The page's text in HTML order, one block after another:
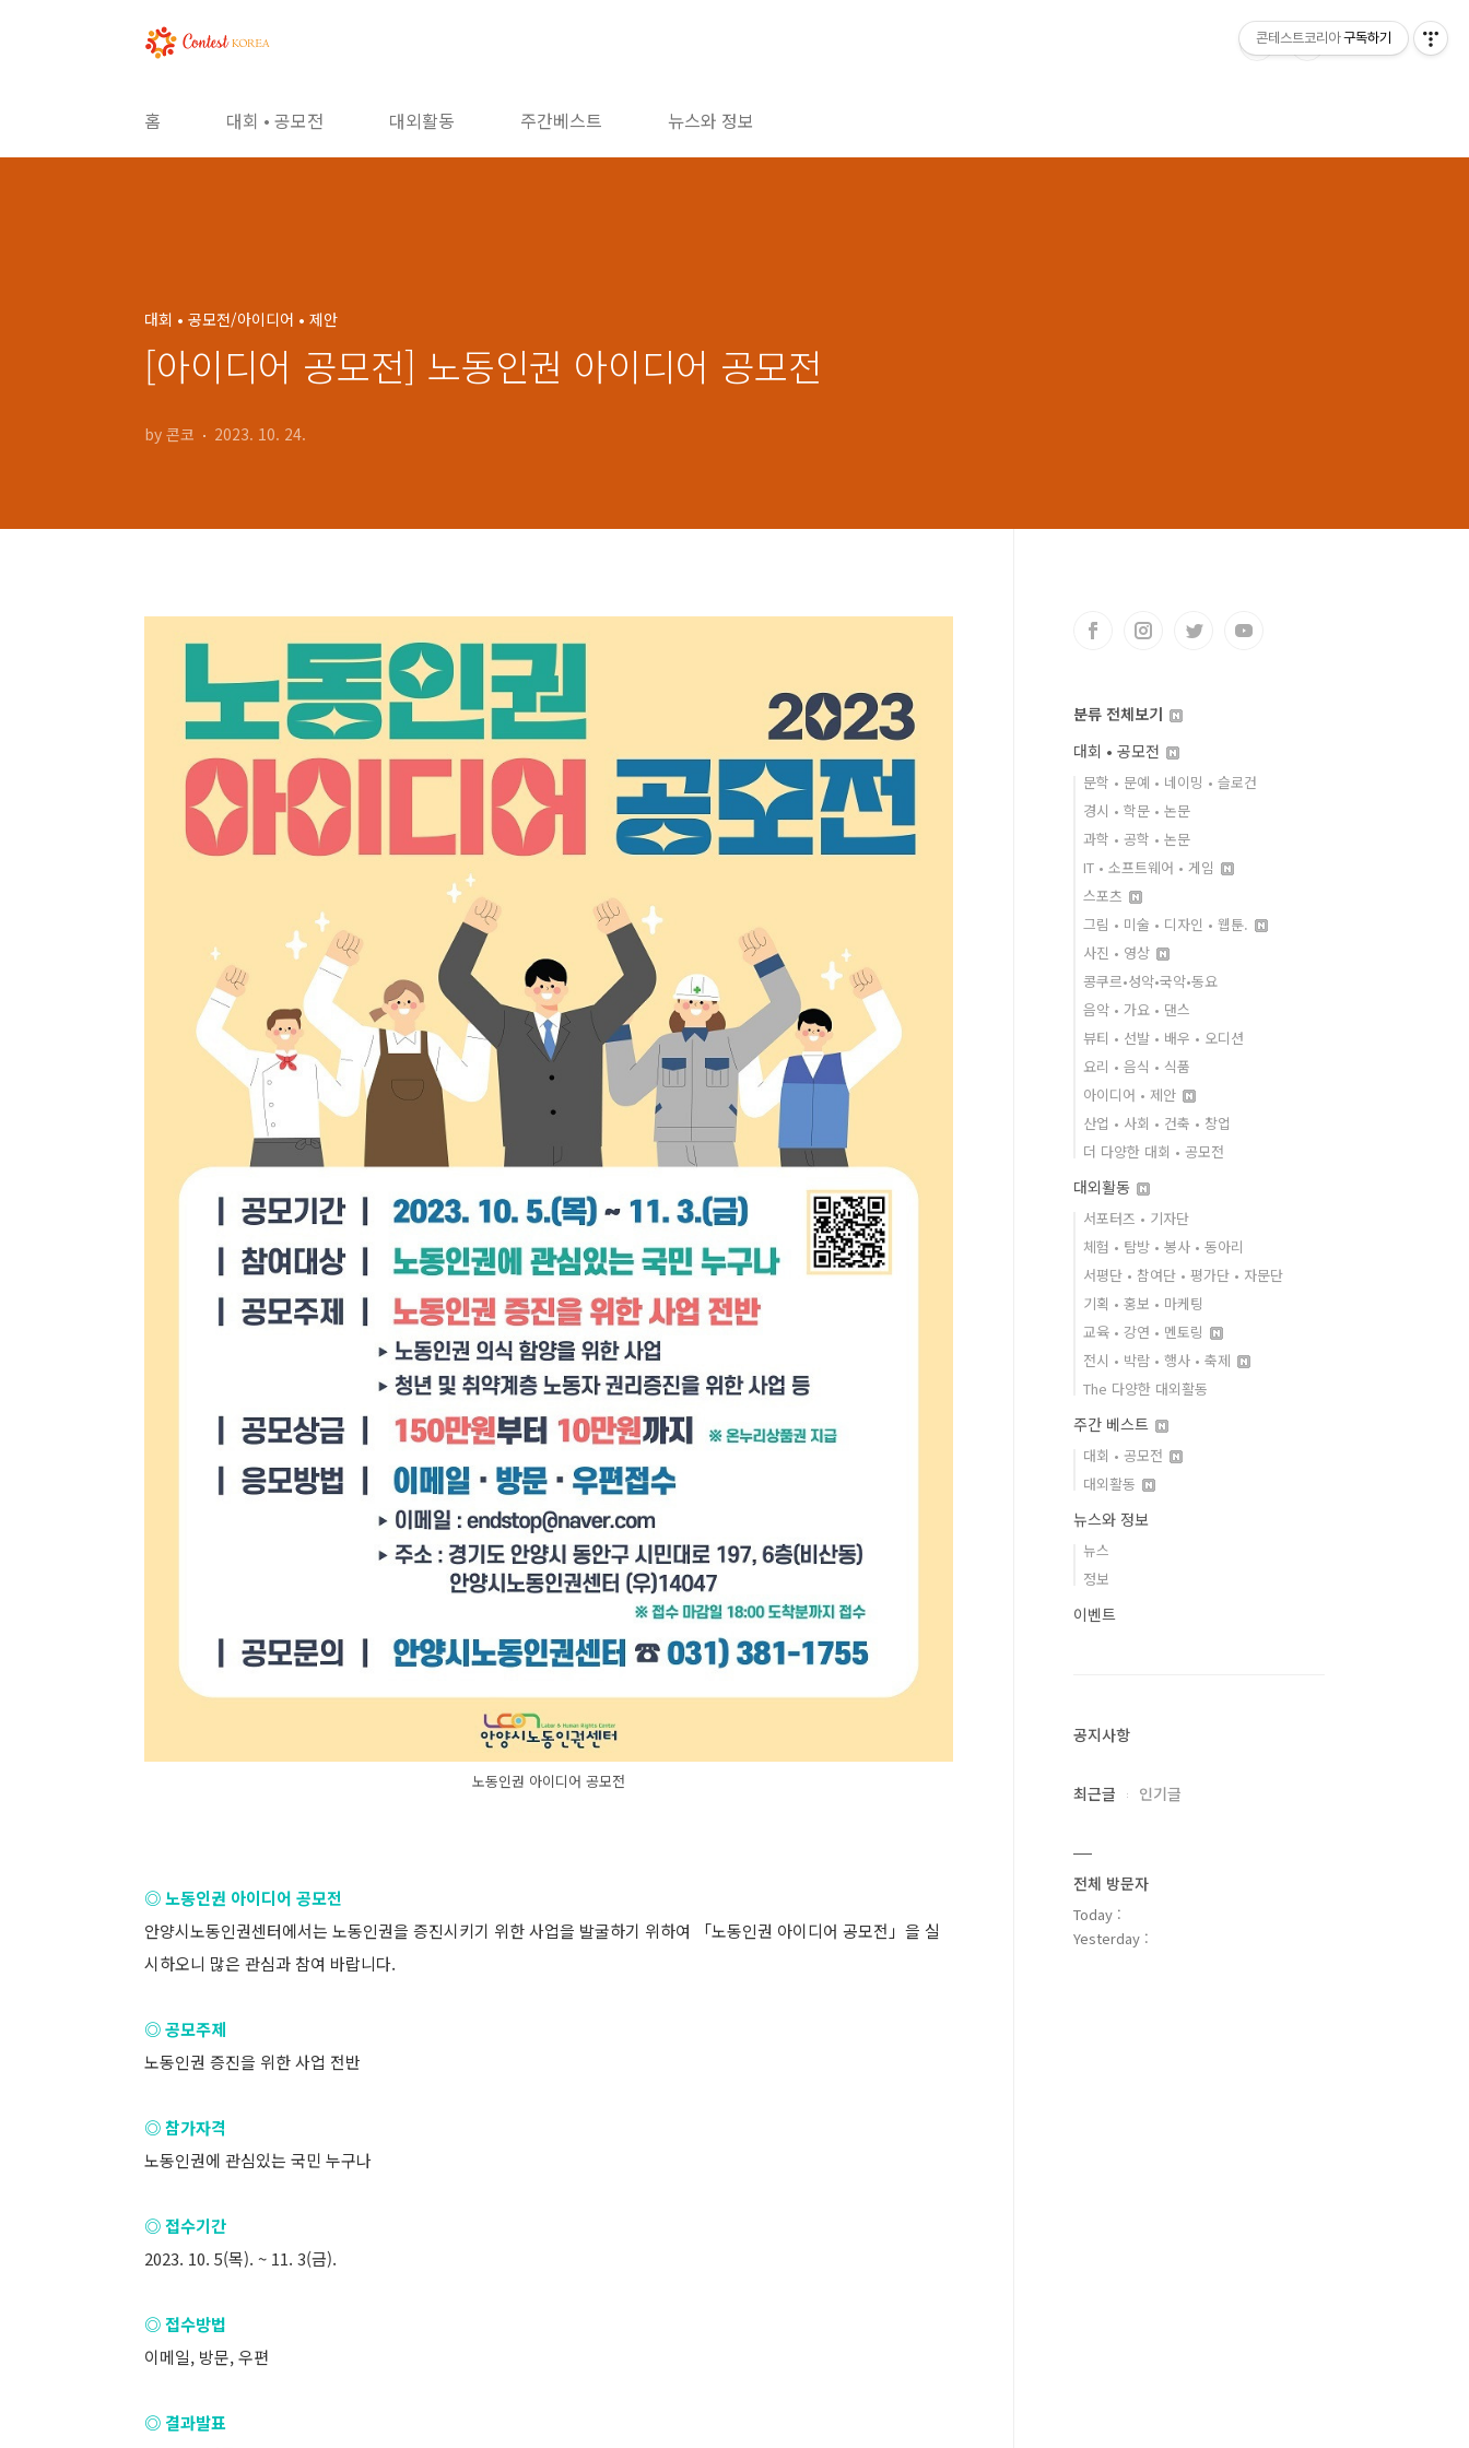
홈 대회 • 공모전 대외활동 주간베스트 뉴스와 정보
대회 • 공모전/아이디어 • 제안
[아이디어 공모전] 노동인권 아이디어 공모전
by 콘코 2023. 10. 24.
노동인권 아이디어 공모전
◎ 노동인권 아이디어 공모전
안양시노동인권센터에서는 노동인권을 증진시키기 위한 사업을 발굴하기 위하여 「노동인권 아이디어 공모전」을 실
시하오니 많은 관심과 참여 바랍니다.
◎ 공모주제
노동인권 증진을 위한 사업 전반
◎ 참가자격
노동인권에 관심있는 국민 누구나
◎ 접수기간
2023. 10. 5(목). ~ 11. 3(금).
◎ 접수방법
이메일, 방문, 우편
◎ 결과발표
분류 전체보기
대회 • 공모전
문학 • 문예 • 네이밍 • 슬로건
경시 • 학문 • 논문
과학 • 공학 • 논문
IT • 소프트웨어 • 게임
스포츠
그림 • 미술 • 디자인 • 웹툰.
사진 • 영상
콩쿠르•성악•국악•동요
음악 • 가요 • 댄스
뷰티 • 선발 • 배우 • 오디션
요리 • 음식 • 식품
아이디어 • 제안
산업 • 사회 • 건축 • 창업
더 다양한 대회 • 공모전
대외활동
서포터즈 • 기자단
체험 • 탐방 • 봉사 • 동아리
서평단 • 참여단 • 평가단 • 자문단
기획 • 홍보 • 마케팅
교육 • 강연 • 멘토링
전시 • 박람 • 행사 • 축제
The 다양한 대외활동
주간 베스트
대회 • 공모전
대외활동
뉴스와 정보
뉴스
정보
이벤트
공지사항
최근글 인기글
전체 방문자
Today :
Yesterday :
콘테스트코리아 구독하기